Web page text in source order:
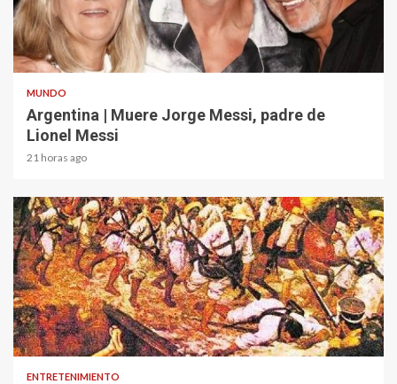
2 min read
MUNDO
Argentina | Muere Jorge Messi, padre de
Lionel Messi
21 horas ago
1 min read
ENTRETENIMIENTO